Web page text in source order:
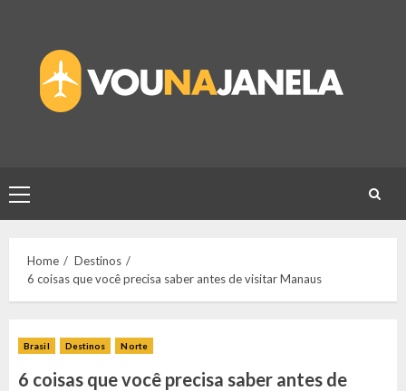
content
Primary
Menu
Home
Destinos
6 coisas que você precisa saber antes de visitar Manaus
Brasil Destinos Norte
6 coisas que você precisa saber antes de